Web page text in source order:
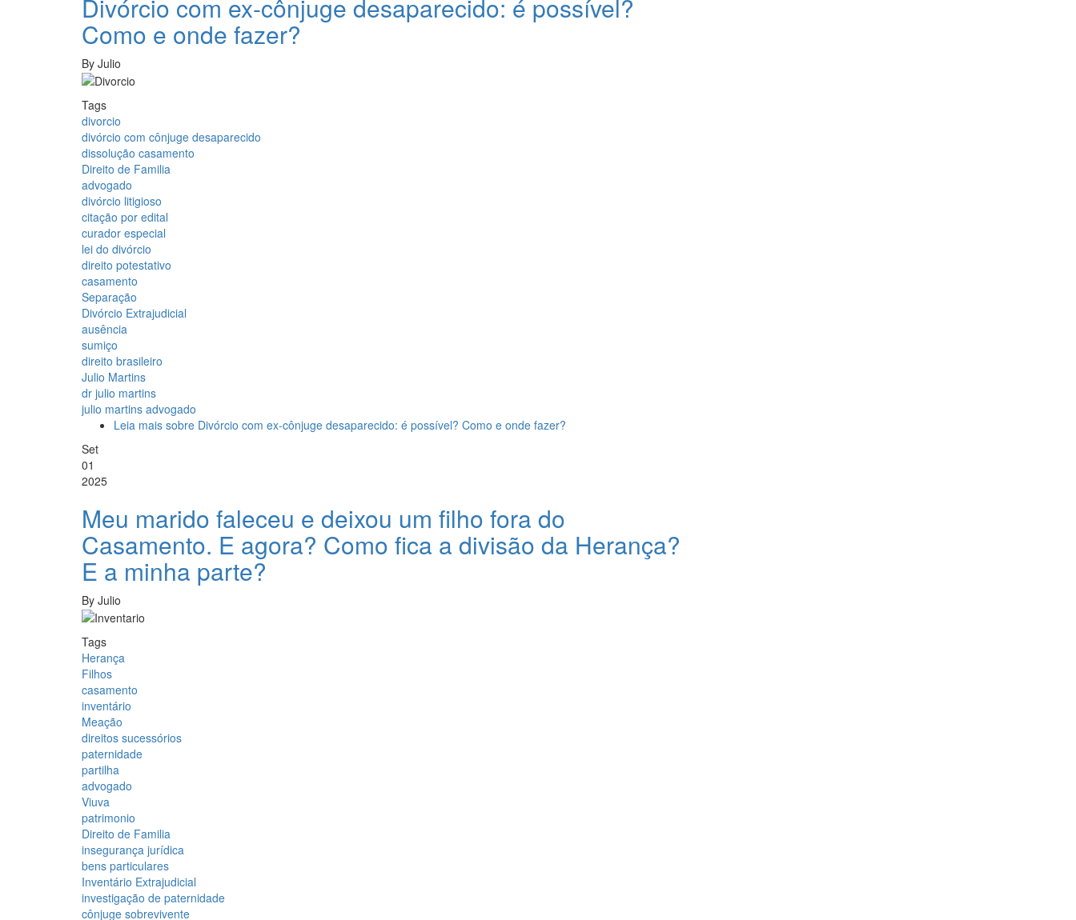
Divórcio com ex-cônjuge desaparecido: é possível?
Como e onde fazer?
By Julio
Tags
divorcio
divórcio com cônjuge desaparecido
dissolução casamento
Direito de Familia
advogado
divórcio litigioso
citação por edital
curador especial
lei do divórcio
direito potestativo
casamento
Separação
Divórcio Extrajudicial
ausência
sumiço
direito brasileiro
Julio Martins
dr julio martins
julio martins advogado
Leia mais sobre Divórcio com ex-cônjuge desaparecido: é possível? Como e onde fazer?
Set
01
2025
Meu marido faleceu e deixou um filho fora do
Casamento. E agora? Como fica a divisão da Herança?
E a minha parte?
By Julio
Tags
Herança
Filhos
casamento
inventário
Meação
direitos sucessórios
paternidade
partilha
advogado
Viuva
patrimonio
Direito de Familia
insegurança jurídica
bens particulares
Inventário Extrajudicial
investigação de paternidade
cônjuge sobrevivente